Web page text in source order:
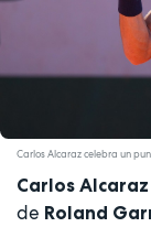
Carlos Alcaraz celebra un
Carlos Alcaraz
de Roland